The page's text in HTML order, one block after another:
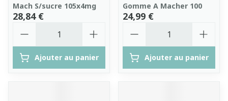
Mach S/sucre 105x4mg
28,84 €
Ajouter au panier
Gomme A Macher 100
24,99 €
Ajouter au panier